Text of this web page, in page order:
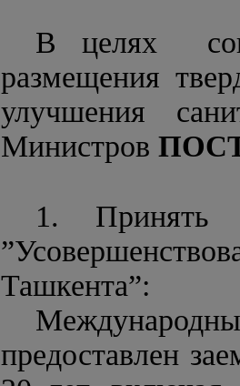
В целях
размещения
улучшения
Министров
1. Принять
Ташкента”:
предоставлен